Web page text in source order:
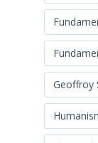
Geoffroy